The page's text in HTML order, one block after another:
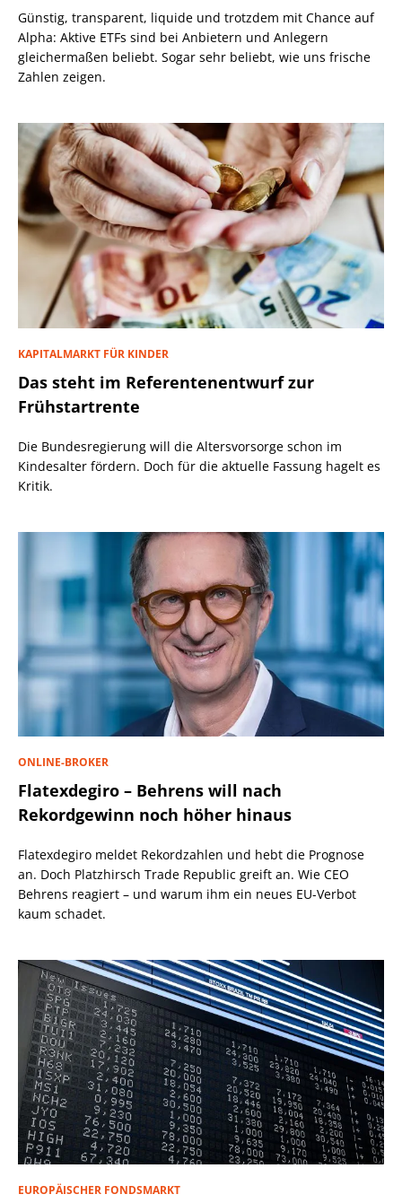
Günstig, transparent, liquide und trotzdem mit Chance auf
Alpha: Aktive ETFs sind bei Anbietern und Anlegern
gleichermaßen beliebt. Sogar sehr beliebt, wie uns frische
Zahlen zeigen.
KAPITALMARKT FÜR KINDER
Das steht im Referentenentwurf zur
Frühstartrente
Die Bundesregierung will die Altersvorsorge schon im
Kindesalter fördern. Doch für die aktuelle Fassung hagelt es
Kritik.
ONLINE-BROKER
Flatexdegiro – Behrens will nach
Rekordgewinn noch höher hinaus
Flatexdegiro meldet Rekordzahlen und hebt die Prognose
an. Doch Platzhirsch Trade Republic greift an. Wie CEO
Behrens reagiert – und warum ihm ein neues EU-Verbot
kaum schadet.
EUROPÄISCHER FONDSMARKT